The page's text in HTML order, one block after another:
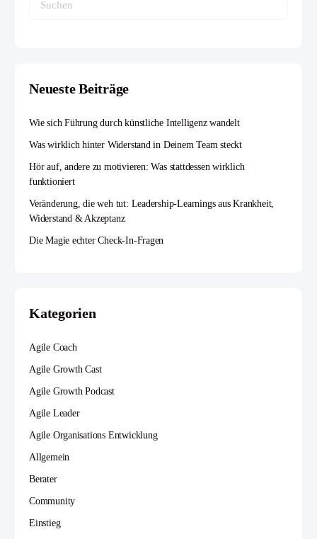
Neueste Beiträge
Wie sich Führung durch künstliche Intelligenz wandelt
Was wirklich hinter Widerstand in Deinem Team steckt
Hör auf, andere zu motivieren: Was stattdessen wirklich
funktioniert
Veränderung, die weh tut: Leadership-Learnings aus Krankheit,
Widerstand & Akzeptanz
Die Magie echter Check-In-Fragen
Kategorien
Agile Coach
Agile Growth Cast
Agile Growth Podcast
Agile Leader
Agile Organisations Entwicklung
Allgemein
Berater
Community
Einstieg